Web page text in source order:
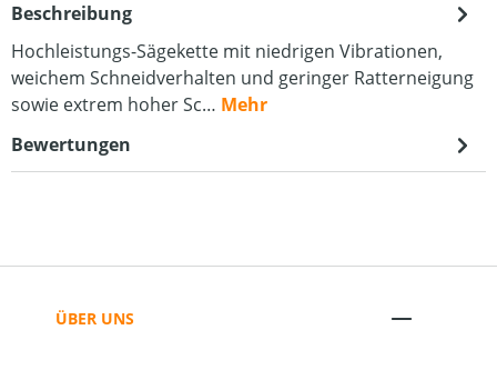
Beschreibung
Hochleistungs-Sägekette mit niedrigen Vibrationen,
weichem Schneidverhalten und geringer Ratterneigung
sowie extrem hoher Sc… Mehr
Bewertungen
ÜBER UNS